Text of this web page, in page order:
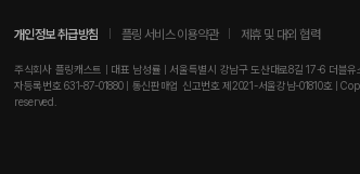
개인정보 취급방침 플링 서비스 이용약관 제휴 및 대외 협력
주식회사 플링캐스트 | 대표 남성률 | 서울특별시 강남구 도산대로8길 17-6 더블
자등록번호 631-87-01880 | 통신판매업 신고번호 제2021-서울강남-01810호 |
reserved.